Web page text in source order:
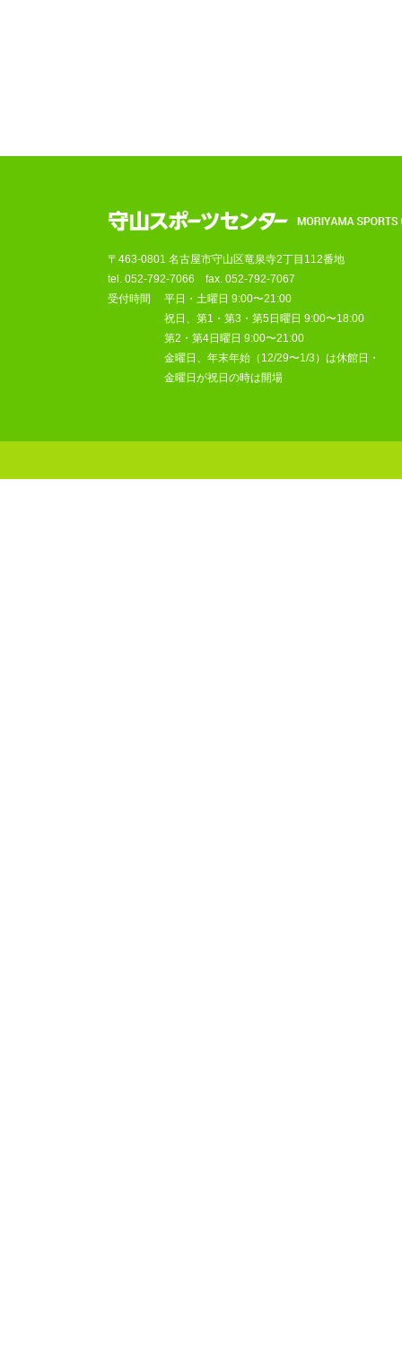
〒463-0801 名古屋市守山区竜泉寺2丁目112番地
tel. 052-792-7066 fax. 052-792-7067
受付時間
平日・土曜日 9:00〜21:00
祝日、第1・第3・第5日曜日 9:00〜18:00
第2・第4日曜日 9:00〜21:00
金曜日、年末年始（12/29〜1/3）は休館日・
金曜日が祝日の時は開場